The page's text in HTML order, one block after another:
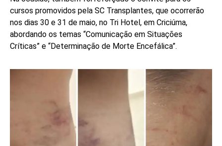
cursos promovidos pela SC Transplantes, que ocorrerão
nos dias 30 e 31 de maio, no Tri Hotel, em Criciúma,
abordando os temas “Comunicação em Situações
Críticas” e “Determinação de Morte Encefálica”.